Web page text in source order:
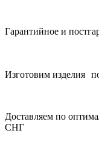
Гарантийное и
Изготовим изделия
Доставляем по
СНГ